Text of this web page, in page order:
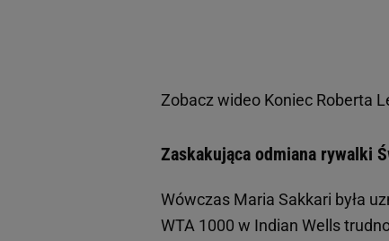
Zobacz wideo Koniec Roberta
Zaskakująca odmiana rywalki
Wówczas Maria Sakkari była
WTA 1000 w Indian Wells